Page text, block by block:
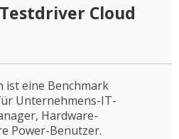
Cloud
ist eine Benchmark
Unternehmens-IT-
Hardware-
Power-Benutzer.